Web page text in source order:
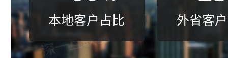
本地客户占比 外省客